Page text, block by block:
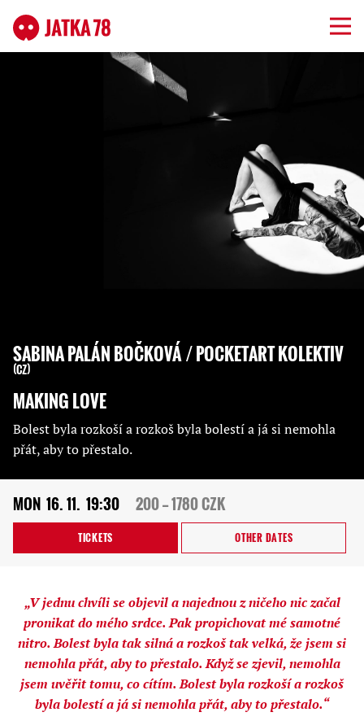
SABINA PALÁN BOČKOVÁ / POCKETART KOLEKTIV
CZ
MAKING LOVE
Bolest byla rozkoší a rozkoš byla bolestí a já si nemohla
přát, aby to přestalo.
MON 16. 11. 19:30 200 — 1780 CZK
TICKETS OTHER DATES
„V jednu chvíli se objevil a najednou z ničeho nic začal
pronikat do mého srdce. Pak propichovat mé samotné
nitro. Bolest byla tak silná a rozkoš tak velká, že jsem si
nemohla přát, aby to přestalo. Když se zjevil, nemohla
jsem uvěřit tomu, co cítím. Bolest byla rozkoší a rozkoš
byla bolestí a já si nemohla přát, aby to přestalo.“